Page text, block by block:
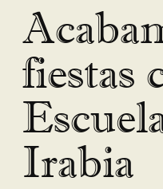
fiestas
Irabia